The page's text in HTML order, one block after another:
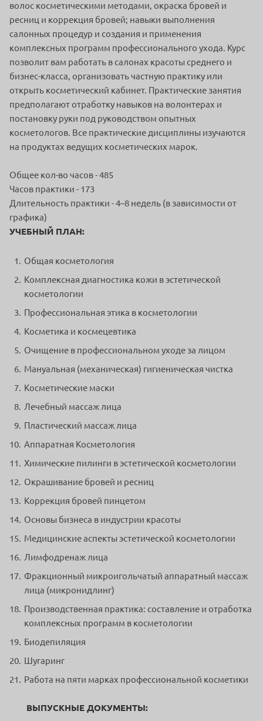
волос косметическими методами, окраска бровей и
ресниц и коррекция бровей; навыки выполнения
салонных процедур и создания и применения
комплексных программ профессионального ухода. Курс
позволит вам работать в салонах красоты среднего и
бизнес-класса, организовать частную практику или
открыть косметический кабинет. Практические занятия
предполагают отработку навыков на волонтерах и
постановку руки под руководством опытных
косметологов. Все практические дисциплины изучаются
на продуктах ведущих косметических марок.
Общее кол-во часов - 485
Часов практики - 173
Длительность практики - 4–8 недель (в зависимости от
графика)
УЧЕБНЫЙ ПЛАН:
Общая косметология
Комплексная диагностика кожи в эстетической
косметологии
Профессиональная этика в косметологии
Косметика и космецевтика
Очищение в профессиональном уходе за лицом
Мануальная (механическая) гигиеническая чистка
Косметические маски
Лечебный массаж лица
Пластический массаж лица
Аппаратная Косметология
Химические пилинги в эстетической косметологии
Окрашивание бровей и ресниц
Коррекция бровей пинцетом
Основы бизнеса в индустрии красоты
Медицинские аспекты эстетической косметологии
Лимфодренаж лица
Фракционный микроигольчатый аппаратный массаж
лица (микронидлинг)
Производственная практика: составление и отработка
комплексных программ в косметологии
Биодепиляция
Шугаринг
Работа на пяти марках профессиональной косметики
ВЫПУСКНЫЕ ДОКУМЕНТЫ: